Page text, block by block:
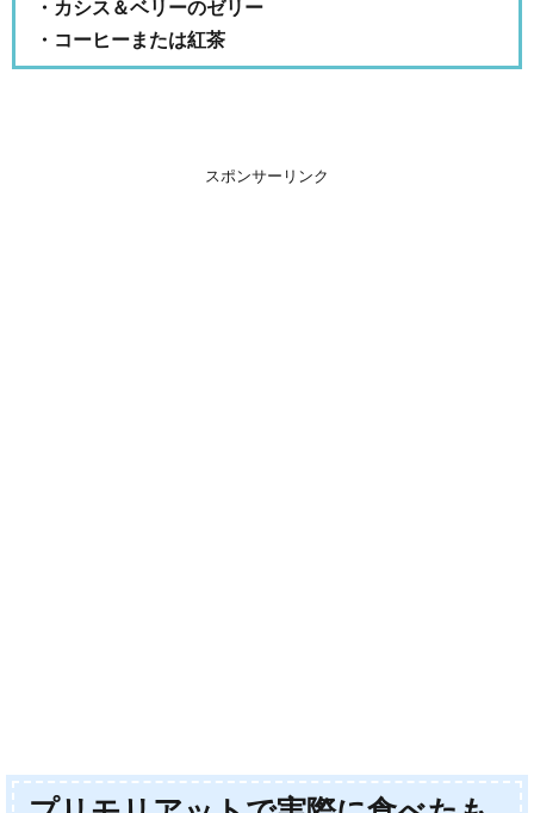
・カシス＆ベリーのゼリー
・コーヒーまたは紅茶
スポンサーリンク